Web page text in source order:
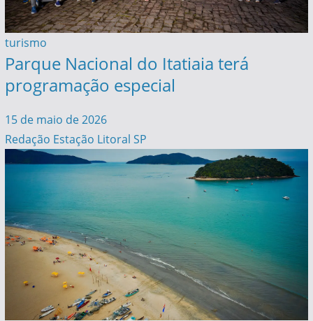
turismo
Parque Nacional do Itatiaia terá
programação especial
15 de maio de 2026
Redação Estação Litoral SP